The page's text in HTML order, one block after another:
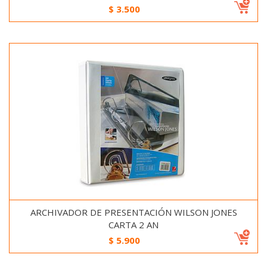
$ 3.500
ARCHIVADOR DE PRESENTACIÓN WILSON JONES
CARTA 2 AN
$ 5.900